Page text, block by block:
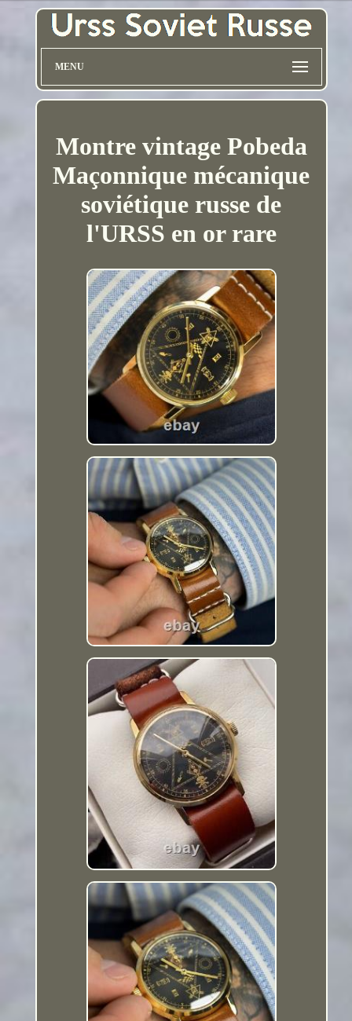
MENU
Montre vintage Pobeda
Maçonnique mécanique
soviétique russe de
l'URSS en or rare